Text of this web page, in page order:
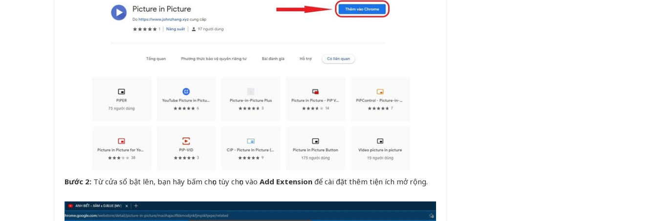
Bước 2: Từ cửa sổ bật lên, bạn hãy bấm chọn tùy chọn vào Add Extension để cài đặt thêm tiện ích mở rộng.